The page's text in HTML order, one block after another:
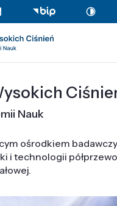
Nauk
ośrodkiem
i technologii